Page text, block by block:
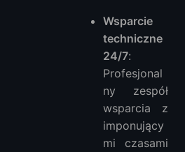
Wsparcie
techniczne
24/7:
Profesjonal
ny zespół
wsparcia z
imponujący
mi czasami